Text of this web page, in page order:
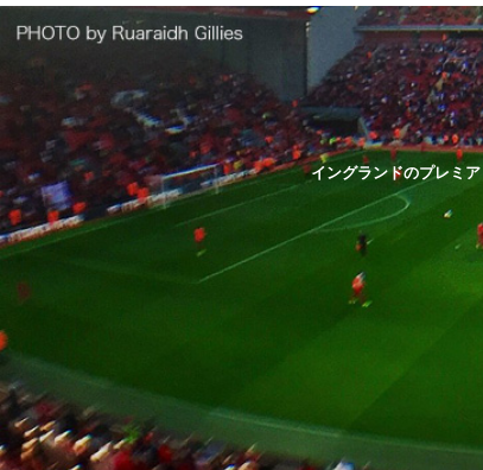
イングランドのプレミ